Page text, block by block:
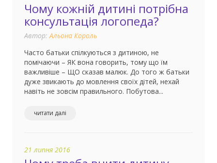
Чому кожній дитині потрібна
консультація логопеда?
Автор:Альона Король
Часто батьки спілкуються з дитиною, не
помічаючи – ЯК вона говорить, тому що їм
важливіше – ЩО сказав малюк. До того ж батьки
дуже звикають до мовлення своїх дітей, нехай
навіть не зовсім правильного. Побутова...
читати далі
21 липня 2016